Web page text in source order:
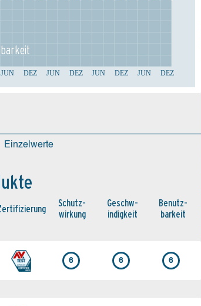
JUN DEZ JUN DEZ JUN DEZ JUN DEZ
Einzelwerte
Schutz­
wirkung
Geschw­
indigkeit
Benutz­
barkeit
6 6 6